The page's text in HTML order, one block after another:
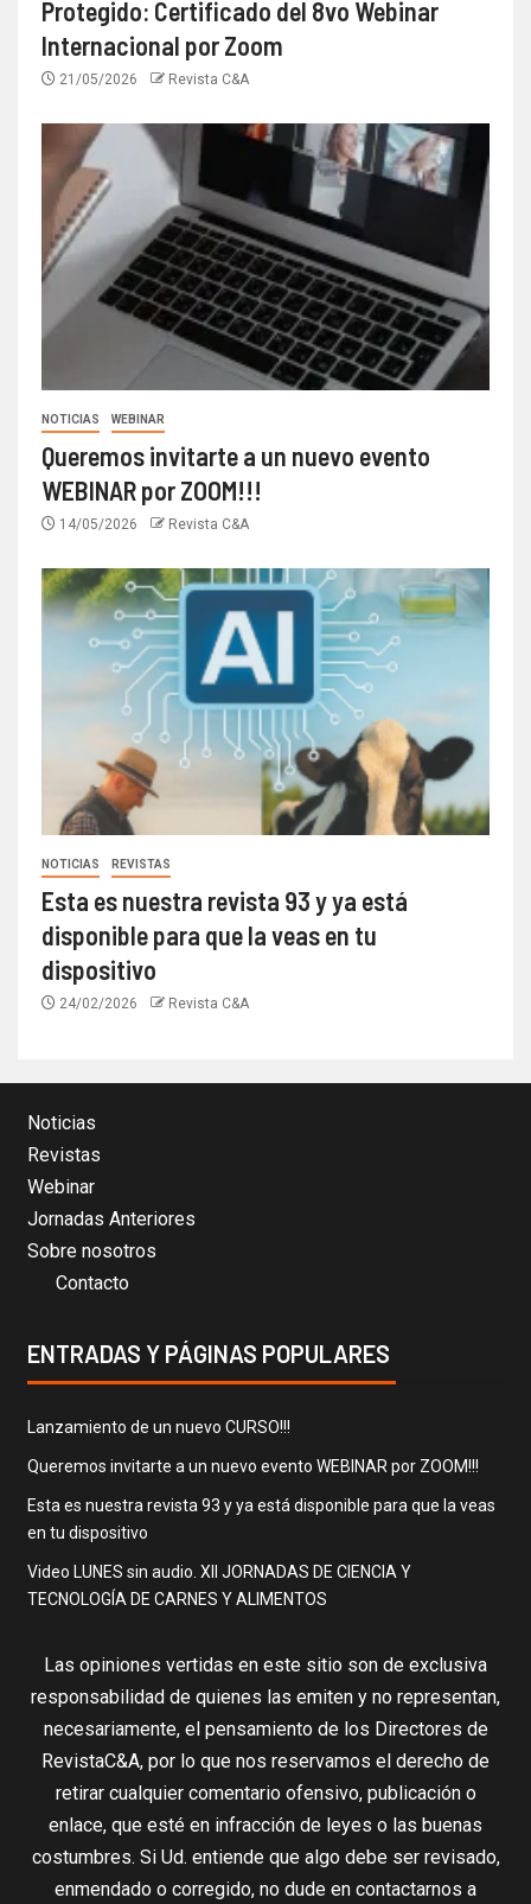
Protegido: Certificado del 8vo Webinar
Internacional por Zoom
21/05/2026 Revista C&A
NOTICIAS WEBINAR
Queremos invitarte a un nuevo evento
WEBINAR por ZOOM!!!
14/05/2026 Revista C&A
NOTICIAS REVISTAS
Esta es nuestra revista 93 y ya está
disponible para que la veas en tu
dispositivo
24/02/2026 Revista C&A
Noticias
Revistas
Webinar
Jornadas Anteriores
Sobre nosotros
Contacto
ENTRADAS Y PÁGINAS POPULARES
Lanzamiento de un nuevo CURSO!!!
Queremos invitarte a un nuevo evento WEBINAR por ZOOM!!!
Esta es nuestra revista 93 y ya está disponible para que la veas
en tu dispositivo
Video LUNES sin audio. XII JORNADAS DE CIENCIA Y
TECNOLOGÍA DE CARNES Y ALIMENTOS
Las opiniones vertidas en este sitio son de exclusiva
responsabilidad de quienes las emiten y no representan,
necesariamente, el pensamiento de los Directores de
RevistaC&A, por lo que nos reservamos el derecho de
retirar cualquier comentario ofensivo, publicación o
enlace, que esté en infracción de leyes o las buenas
costumbres. Si Ud. entiende que algo debe ser revisado,
enmendado o corregido, no dude en contactarnos a